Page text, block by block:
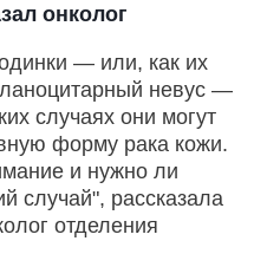
онколог
— или, как их
невус —
случаях они могут
форму рака кожи.
и нужно ли
случай", рассказала
отделения